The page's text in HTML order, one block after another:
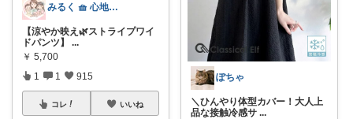
みるく 🧺 心地よい、上質な暮らしを
【涼やか映え🌿ストライプワイ
ドパンツ】 ...
￥ 5,700
1 1 915
コレ いいね
ぽちゃ
＼ひんやり体型カバー！大人上
品な接触冷感サ ...